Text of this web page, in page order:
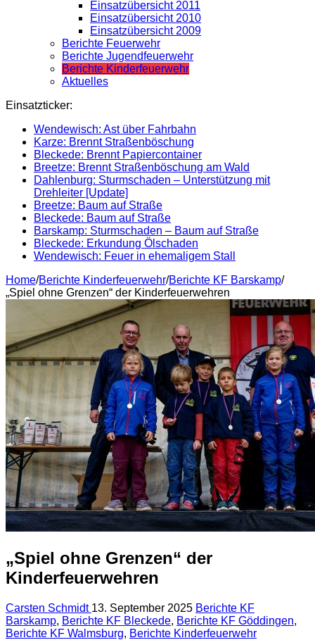
Einsatzübersicht 2011
Einsatzübersicht 2010
Einsatzübersicht 2009
Berichte Feuerwehr
Berichte Jugendfeuerwehr
Berichte Kinderfeuerwehr
Aktuelles
Einsatzticker:
Wendewisch: Ast über Fahrbahn
Karze: Brennt Straßenböschung
Bleckede: Brennt Papiercontainer
Breetze: Brennt Straßenböschung am Wald
Dahlenburg: Sturmschaden – Unterstützung mit
Drehleiter [Update]
Breetze: Baum auf Straße
Bleckede: Baum auf Straße
Barskamp: Sturmschaden – Baum auf Straße
Bleckede: Erkundung Ölschaden
Wendewisch: Feuer in ehemaligem Stall
Home/Berichte Kinderfeuerwehr/Berichte KF Barskamp/
„Spiel ohne Grenzen“ der Kinderfeuerwehren
„Spiel ohne Grenzen“ der
Kinderfeuerwehren
Carsten Schmidt 13. September 2025 Berichte KF
Barskamp, Berichte KF Bleckede, Berichte KF Göddingen,
Berichte KF Walmsburg, Berichte Kinderfeuerwehr